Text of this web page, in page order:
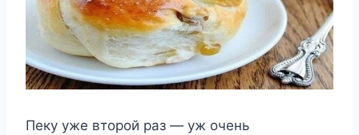
Пеку уже второй раз — уж очень